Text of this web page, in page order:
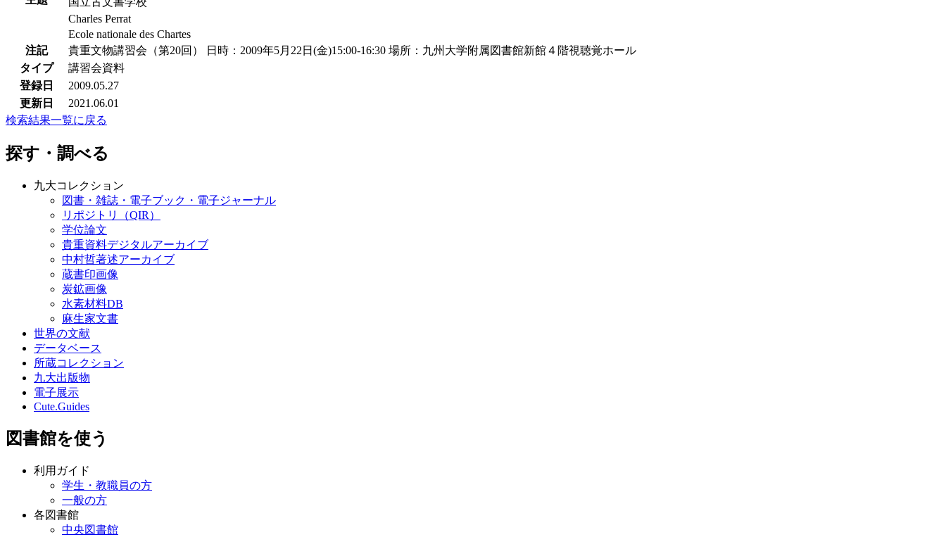
Charles Perrat
Ecole nationale des Chartes
注記
貴重文物講習会（第20回） 日時：2009年5月22日(金)15:00-16:30 場所：九州大学附属図書館新館４階視聴覚ホール
タイプ
講習会資料
登録日
2009.05.27
更新日
2021.06.01
検索結果一覧に戻る
探す・調べる
九大コレクション
図書・雑誌・電子ブック・電子ジャーナル
リポジトリ（QIR）
学位論文
貴重資料デジタルアーカイブ
中村哲著述アーカイブ
蔵書印画像
炭鉱画像
水素材料DB
麻生家文書
世界の文献
データベース
所蔵コレクション
九大出版物
電子展示
Cute.Guides
図書館を使う
利用ガイド
学生・教職員の方
一般の方
各図書館
中央図書館